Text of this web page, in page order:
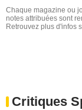
Chaque magazine ou
notes attribuées sont
Retrouvez plus d'infos
Critiques